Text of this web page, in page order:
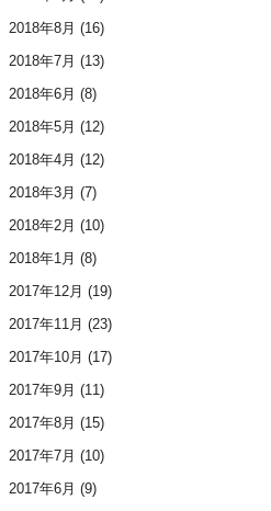
2018年8月 (16)
2018年7月 (13)
2018年6月 (8)
2018年5月 (12)
2018年4月 (12)
2018年3月 (7)
2018年2月 (10)
2018年1月 (8)
2017年12月 (19)
2017年11月 (23)
2017年10月 (17)
2017年9月 (11)
2017年8月 (15)
2017年7月 (10)
2017年6月 (9)